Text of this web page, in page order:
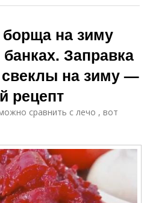
на зиму
Заправка
на зиму —
рецепт
сравнить с лечо , вот